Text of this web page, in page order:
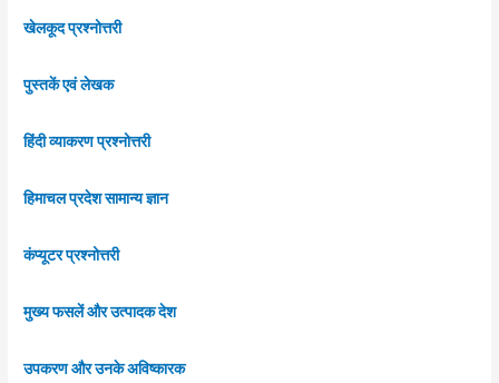
खेलकूद प्रश्नोत्तरी
पुस्तकें एवं लेखक
हिंदी व्याकरण प्रश्नोत्तरी
हिमाचल प्रदेश सामान्य ज्ञान
कंप्यूटर प्रश्नोत्तरी
मुख्य फसलें और उत्पादक देश
उपकरण और उनके अविष्कारक